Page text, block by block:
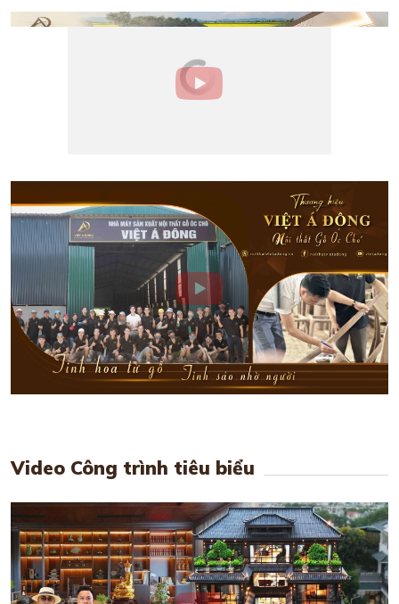
Video Công trình tiêu biểu